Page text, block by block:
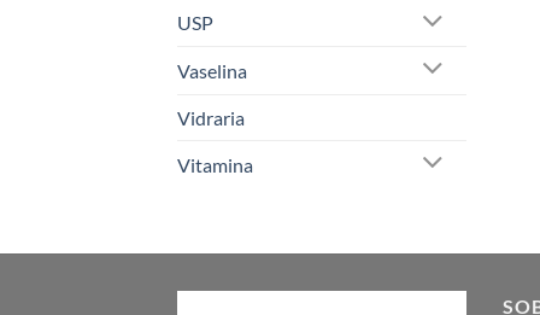
USP
Vaselina
Vidraria
Vitamina